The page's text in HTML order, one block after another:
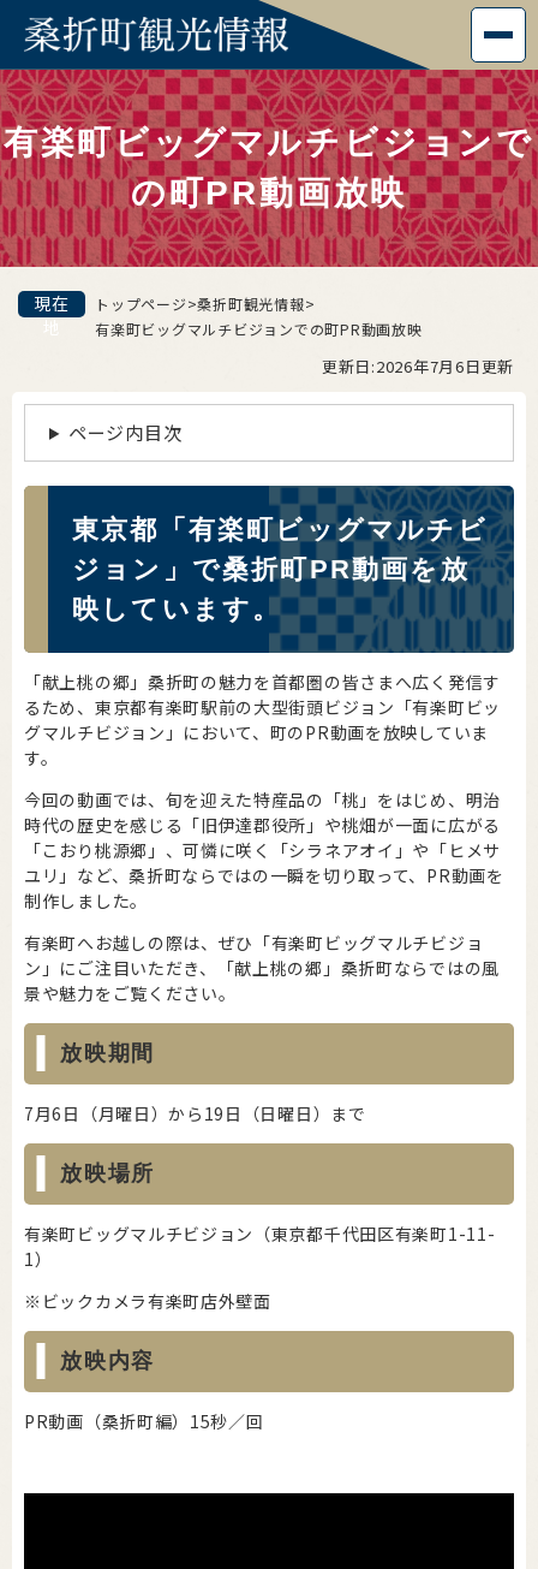
ジ
の
先
頭
で
す
。
メニューを飛ばして本文へ
本
文
有楽町ビッグマルチビジョンで
の町PR動画放映
現在
トップページ>桑折町観光情報>
有楽町ビッグマルチビジョンでの町PR動画放映
更新日:2026年7月6日更新
ページ内目次
東京都「有楽町ビッグマルチビ
ジョン」で桑折町PR動画を放
映しています。
「献上桃の郷」桑折町の魅力を首都圏の皆さまへ広く発信す
るため、東京都有楽町駅前の大型街頭ビジョン「有楽町ビッ
グマルチビジョン」において、町のPR動画を放映していま
す。
今回の動画では、旬を迎えた特産品の「桃」をはじめ、明治
時代の歴史を感じる「旧伊達郡役所」や桃畑が一面に広がる
「こおり桃源郷」、可憐に咲く「シラネアオイ」や「ヒメサ
ユリ」など、桑折町ならではの一瞬を切り取って、PR動画を
制作しました。
有楽町へお越しの際は、ぜひ「有楽町ビッグマルチビジョ
ン」にご注目いただき、「献上桃の郷」桑折町ならではの風
景や魅力をご覧ください。
放映期間
7月6日（月曜日）から19日（日曜日）まで
放映場所
有楽町ビッグマルチビジョン（東京都千代田区有楽町1-11-
1）
※ビックカメラ有楽町店外壁面
放映内容
PR動画（桑折町編）15秒／回